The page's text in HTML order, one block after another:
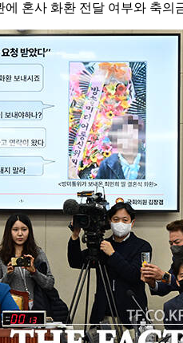
에 혼사 화환 전달 여부와 축의